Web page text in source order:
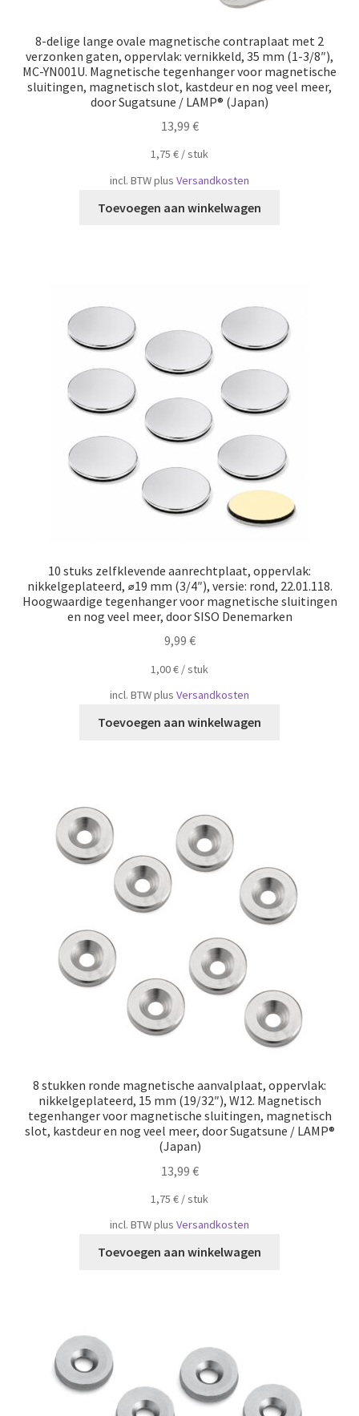
8-delige lange ovale magnetische contraplaat met 2
verzonken gaten, oppervlak: vernikkeld, 35 mm (1-3/8″),
MC-YN001U. Magnetische tegenhanger voor magnetische
sluitingen, magnetisch slot, kastdeur en nog veel meer,
door Sugatsune / LAMP® (Japan)
13,99 €
1,75 € /​​stuk
incl. BTWplus Versandkosten
Toevoegen aan winkelwagen
10 stuks zelfklevende aanrechtplaat, oppervlak:
nikkelgeplateerd, ⌀19 mm (3/4″), versie: rond, 22.01.118.
Hoogwaardige tegenhanger voor magnetische sluitingen
en nog veel meer, door SISO Denemarken
9,99 €
1,00€ /​​stuk
incl. BTWplus Versandkosten
Toevoegen aan winkelwagen
8 stukken ronde magnetische aanvalplaat, oppervlak:
nikkelgeplateerd, 15 mm (19/32″), W12. Magnetisch
tegenhanger voor magnetische sluitingen, magnetisch
slot, kastdeur en nog veel meer, door Sugatsune / LAMP®
(Japan)
13,99 €
1,75 € /​​stuk
incl. BTWplus Versandkosten
Toevoegen aan winkelwagen